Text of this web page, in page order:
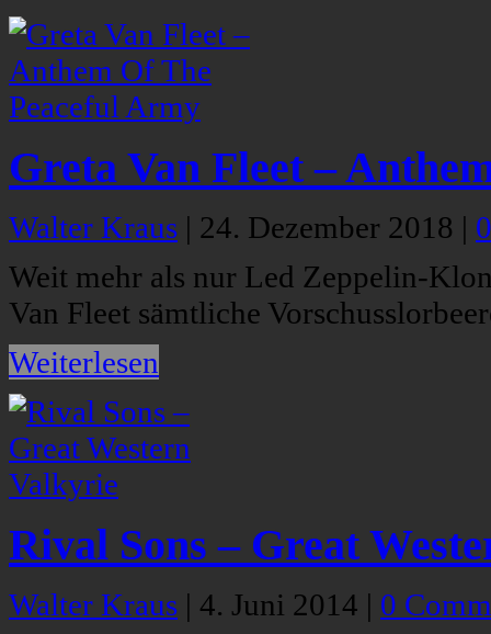
Greta Van Fleet –
Walter Kraus | 24. Dezember 2018 |
Weit mehr als nur Led Zeppelin-
Van Fleet sämtliche
Weiterlesen
Rival Sons – Great
Walter Kraus | 4. Juni 2014 | 0